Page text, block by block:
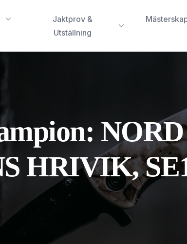
Jaktprov &
Utställning
HRIVIK,